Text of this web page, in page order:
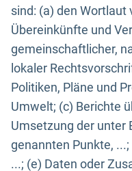
sind: (a) den
Übereinkünfte und
gemeinschaftlicher,
lokaler
Politiken, Pläne und
Umwelt; (c) Berichte
Umsetzung der unter
genannten Punkte,
...; (e) Daten oder